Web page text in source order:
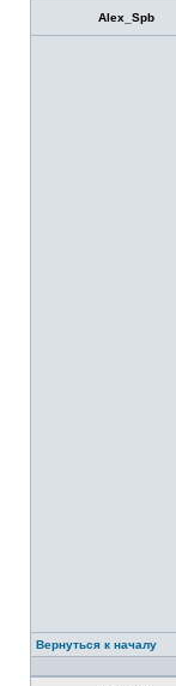
Alex_Spb
Вернуться к началу